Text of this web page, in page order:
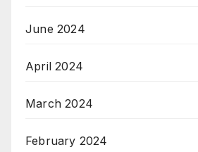
June 2024
April 2024
March 2024
February 2024